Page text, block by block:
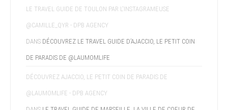
LE TRAVEL GUIDE DE TOULON PAR L'INSTAGRAMEUSE
@CAMILLE_QYR - DPB AGENCY
DANS DÉCOUVREZ LE TRAVEL GUIDE D’AJACCIO, LE PETIT COIN
DE PARADIS DE @LAUMOMLIFE
DÉCOUVREZ AJACCIO, LE PETIT COIN DE PARADIS DE
@LAUMOMLIFE - DPB AGENCY